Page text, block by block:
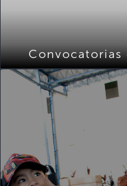
Convocatorias